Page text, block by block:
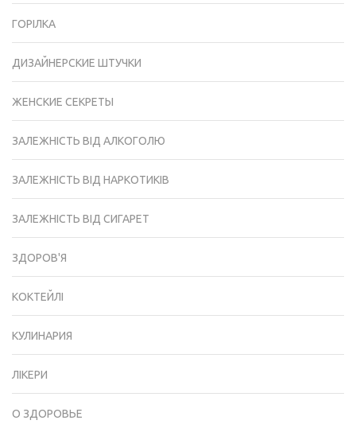
ГОРІЛКА
ДИЗАЙНЕРСКИЕ ШТУЧКИ
ЖЕНСКИЕ СЕКРЕТЫ
ЗАЛЕЖНІСТЬ ВІД АЛКОГОЛЮ
ЗАЛЕЖНІСТЬ ВІД НАРКОТИКІВ
ЗАЛЕЖНІСТЬ ВІД СИГАРЕТ
ЗДОРОВ'Я
КОКТЕЙЛІ
КУЛИНАРИЯ
ЛІКЕРИ
О ЗДОРОВЬЕ